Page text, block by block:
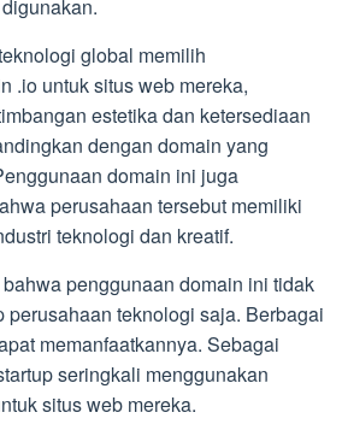
global memilih
.io untuk situs web mereka,
estetika dan ketersediaan
dengan domain yang
domain ini juga
perusahaan tersebut memiliki
teknologi dan kreatif.
penggunaan domain ini tidak
perusahaan teknologi saja. Berbagai
memanfaatkannya. Sebagai
seringkali menggunakan
situs web mereka.